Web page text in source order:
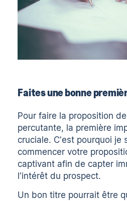
Faites une bonne
Pour faire la proposition
percutante, la première
cruciale. C'est pourquoi je
commencer votre
captivant afin de capter
l'intérêt du prospect.
Un bon titre pourrait être